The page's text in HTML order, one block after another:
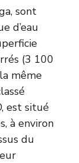
sont
d’eau
(3 100
même
est situé
à environ
du